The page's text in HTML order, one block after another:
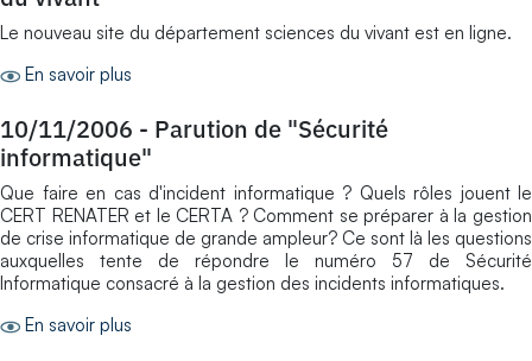
Le nouveau site du département sciences du vivant est en ligne.
En savoir plus
10/11/2006 - Parution de "Sécurité
informatique"
Que faire en cas d'incident informatique ? Quels rôles jouent le
CERT RENATER et le CERTA ? Comment se préparer à la gestion
de crise informatique de grande ampleur? Ce sont là les questions
auxquelles tente de répondre le numéro 57 de Sécurité
Informatique consacré à la gestion des incidents informatiques.
En savoir plus